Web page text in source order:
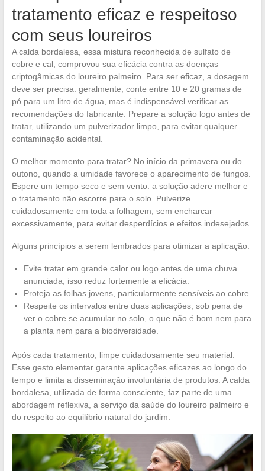
tratamento eficaz e respeitoso
com seus loureiros
A calda bordalesa, essa mistura reconhecida de sulfato de
cobre e cal, comprovou sua eficácia contra as doenças
criptogâmicas do loureiro palmeiro. Para ser eficaz, a dosagem
deve ser precisa: geralmente, conte entre 10 e 20 gramas de
pó para um litro de água, mas é indispensável verificar as
recomendações do fabricante. Prepare a solução logo antes de
tratar, utilizando um pulverizador limpo, para evitar qualquer
contaminação acidental.
O melhor momento para tratar? No início da primavera ou do
outono, quando a umidade favorece o aparecimento de fungos.
Espere um tempo seco e sem vento: a solução adere melhor e
o tratamento não escorre para o solo. Pulverize
cuidadosamente em toda a folhagem, sem encharcar
excessivamente, para evitar desperdícios e efeitos indesejados.
Alguns princípios a serem lembrados para otimizar a aplicação:
Evite tratar em grande calor ou logo antes de uma chuva
anunciada, isso reduz fortemente a eficácia.
Proteja as folhas jovens, particularmente sensíveis ao cobre.
Respeite os intervalos entre duas aplicações, sob pena de
ver o cobre se acumular no solo, o que não é bom nem para
a planta nem para a biodiversidade.
Após cada tratamento, limpe cuidadosamente seu material.
Esse gesto elementar garante aplicações eficazes ao longo do
tempo e limita a disseminação involuntária de produtos. A calda
bordalesa, utilizada de forma consciente, faz parte de uma
abordagem reflexiva, a serviço da saúde do loureiro palmeiro e
do respeito ao equilíbrio natural do jardim.